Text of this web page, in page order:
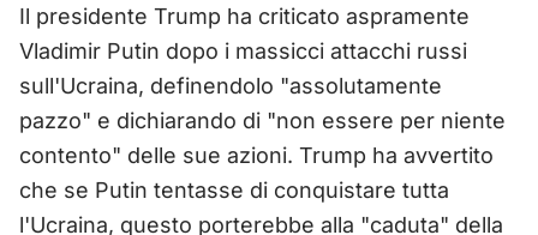
Il presidente Trump ha criticato aspramente
Vladimir Putin dopo i massicci attacchi russi
sull'Ucraina, definendolo "assolutamente
pazzo" e dichiarando di "non essere per niente
contento" delle sue azioni. Trump ha avvertito
che se Putin tentasse di conquistare tutta
l'Ucraina, questo porterebbe alla "caduta" della